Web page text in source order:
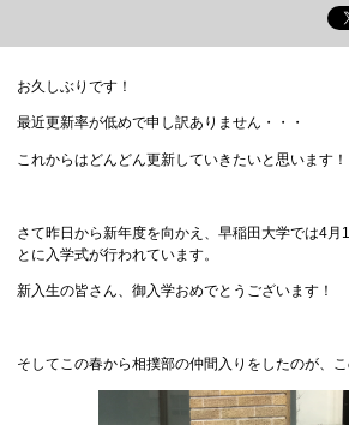
お久しぶりです！
最近更新率が低めで申し訳ありません・・・
これからはどんどん更新していきたいと思います！
さて昨日から新年度を向かえ、早稲田大学では4
とに入学式が行われています。
新入生の皆さん、御入学おめでとうございます！
そしてこの春から相撲部の仲間入りをしたのが、こ